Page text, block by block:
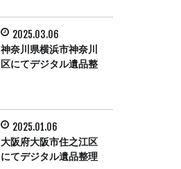
2025.03.06
神奈川県横浜市神奈川
区にてデジタル遺品整
2025.01.06
大阪府大阪市住之江区
にてデジタル遺品整理